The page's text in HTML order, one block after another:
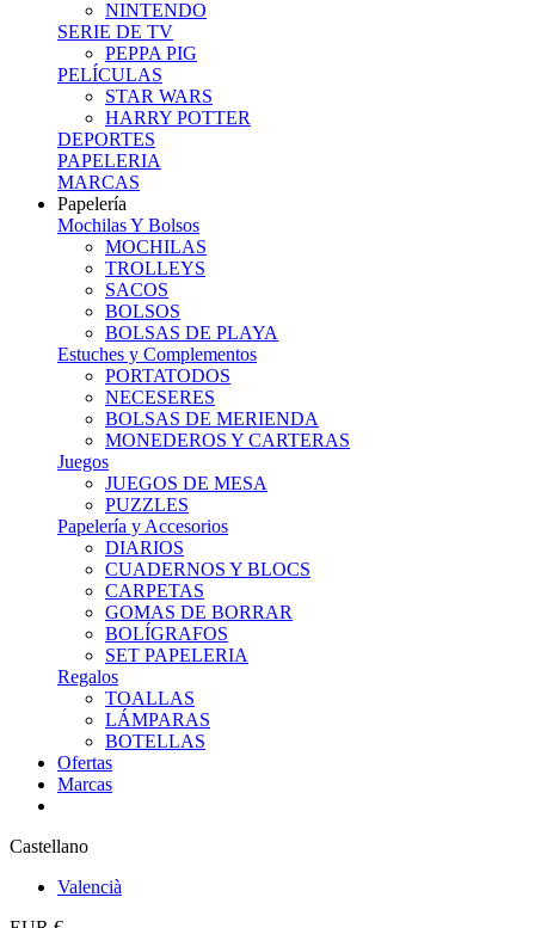
NINTENDO
SERIE DE TV
PEPPA PIG
PELÍCULAS
STAR WARS
HARRY POTTER
DEPORTES
PAPELERIA
MARCAS
Papelería
Mochilas Y Bolsos
MOCHILAS
TROLLEYS
SACOS
BOLSOS
BOLSAS DE PLAYA
Estuches y Complementos
PORTATODOS
NECESERES
BOLSAS DE MERIENDA
MONEDEROS Y CARTERAS
Juegos
JUEGOS DE MESA
PUZZLES
Papelería y Accesorios
DIARIOS
CUADERNOS Y BLOCS
CARPETAS
GOMAS DE BORRAR
BOLÍGRAFOS
SET PAPELERIA
Regalos
TOALLAS
LÁMPARAS
BOTELLAS
Ofertas
Marcas
Castellano
Valencià